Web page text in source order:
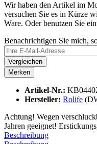
Wir haben den Artikel im
versuchen Sie es in Kürze
Ware. Oder benutzen Sie
Benachrichtigen Sie mich,
Vergleichen
Merken
Artikel-Nr.:
Hersteller: Rolife
Achtung! Wegen
Jahren geeignet!
Beschreibung